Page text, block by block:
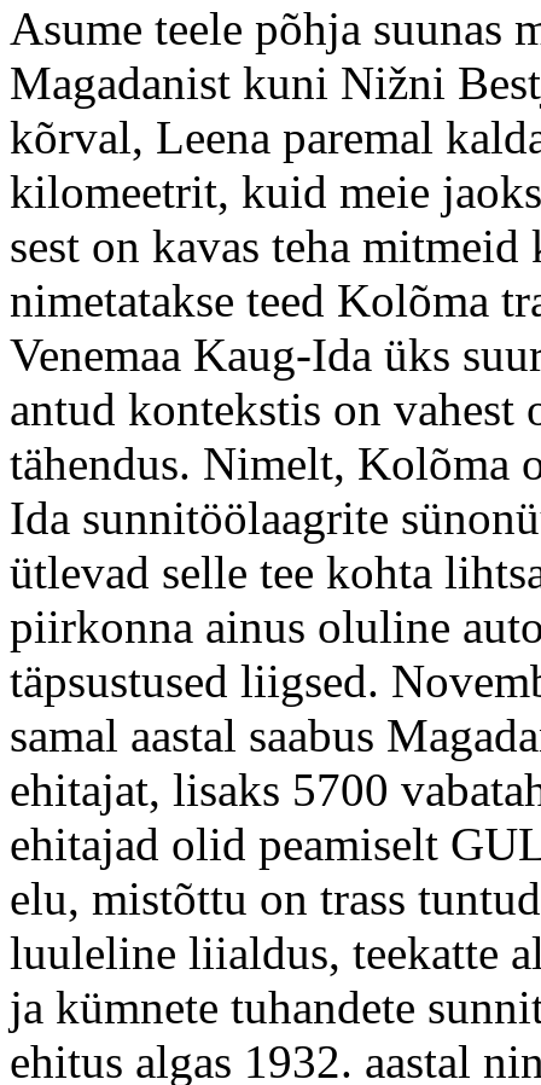
Asume teele põhja suunas
Magadanist kuni Nižni
kõrval, Leena paremal
kilomeetrit, kuid meie
sest on kavas teha
nimetatakse teed Kolõma
Venemaa Kaug-Ida üks
antud kontekstis on
tähendus. Nimelt, Kolõma
Ida sunnitöölaagrite
ütlevad selle tee kohta
piirkonna ainus oluline
täpsustused liigsed.
samal aastal saabus
ehitajat, lisaks 5700
ehitajad olid peamiselt
elu, mistõttu on trass
luuleline liialdus, teekatte
ja kümnete tuhandete
ehitus algas 1932. aastal